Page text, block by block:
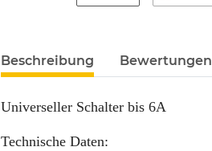
Beschreibung Bewertungen
Universeller Schalter bis 6A
Technische Daten: